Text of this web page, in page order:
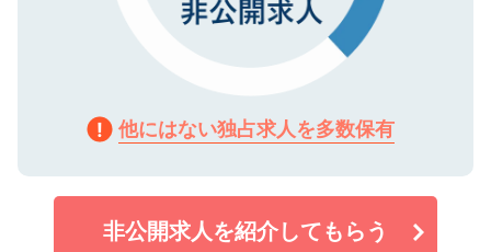
他にはない独占求人を多数保有
非公開求人を紹介してもらう